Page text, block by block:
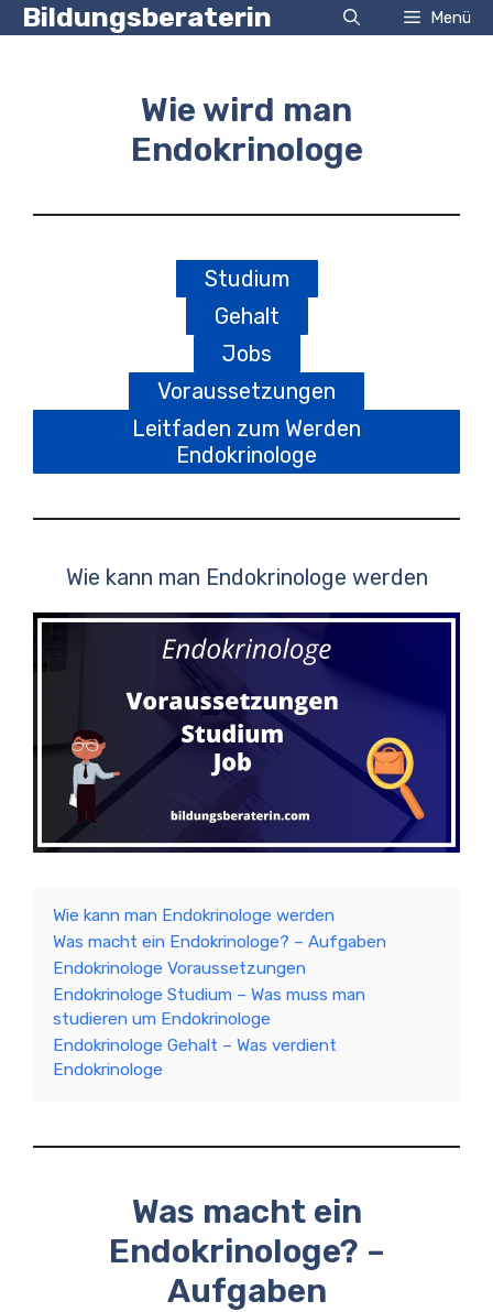
Zum
Inhalt
Bildungsberaterin Menü
Wie wird man
Endokrinologe
Studium
Gehalt
Jobs
Voraussetzungen
Leitfaden zum Werden
Endokrinologe
Wie kann man Endokrinologe werden
Wie kann man Endokrinologe werden
Was macht ein Endokrinologe? – Aufgaben
Endokrinologe Voraussetzungen
Endokrinologe Studium – Was muss man
studieren um Endokrinologe
Endokrinologe Gehalt – Was verdient
Endokrinologe
Was macht ein
Endokrinologe? –
Aufgaben